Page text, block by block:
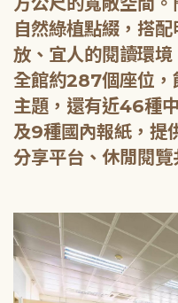
自然綠植點綴，搭
放、宜人的閱讀環境
全館約287個座位，
主題，還有近46種
及9種國內報紙，提